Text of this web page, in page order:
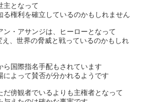
主となって
る権利を確立しているのかもしれません
ン・アサンジは、ヒーローとなって
、世界の脅威と戦っているのかもしれ
ら国際指名手配もされています
によって賛否が分かれるようです
だ傍観者でいるよりも主権者となって